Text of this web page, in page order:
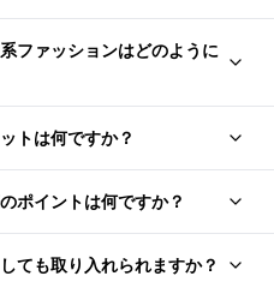
ファッションはどのように
トは何ですか？
ポイントは何ですか？
ても取り入れられますか？